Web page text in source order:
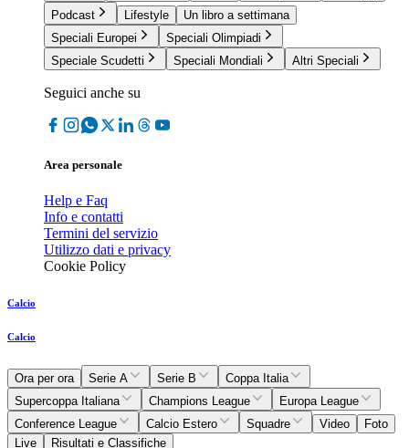
Podcast
Lifestyle
Un libro a settimana
Speciali Europei
Speciali Olimpiadi
Speciale Scudetti
Speciali Mondiali Altri Speciali
Seguici anche su
Area personale
Help e Faq
Info e contatti
Termini del servizio
Utilizzo dati e privacy
Cookie Policy
Calcio
Calcio
Ora per ora Serie A Serie B
Coppa Italia
Supercoppa Italiana
Champions League
Europa League
Conference League
Calcio Estero Squadre Video
Foto
Live
Risultati e Classifiche